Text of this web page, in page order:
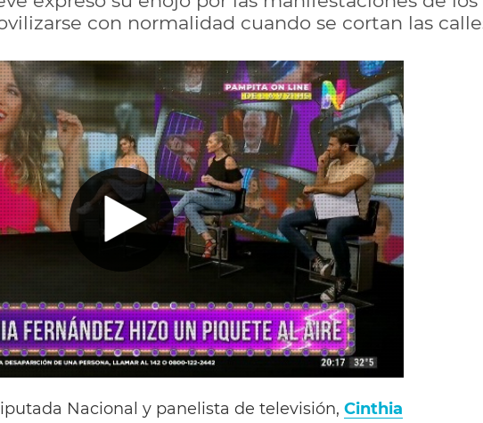
con normalidad cuando se cortan las
Nacional y panelista de televisión, Cinthia